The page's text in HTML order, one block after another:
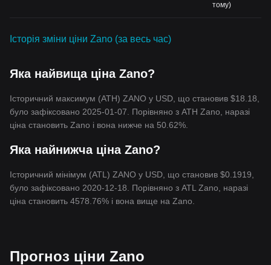
тому)
Історія зміни ціни Zano (за весь час)
Яка найвища ціна Zano?
Історичний максимум (ATH) ZANO у USD, що становив $18.18,
було зафіксовано 2025-01-07. Порівняно з ATH Zano, наразі
ціна становить Zano і вона нижче на 50.62%.
Яка найнижча ціна Zano?
Історичний мінімум (ATL) ZANO у USD, що становив $0.1919,
було зафіксовано 2020-12-18. Порівняно з ATL Zano, наразі
ціна становить 4578.76% і вона вище на Zano.
Прогноз ціни Zano